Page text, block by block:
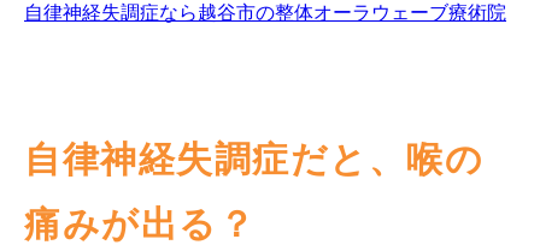
自律神経失調症なら越谷市の整体オーラウェーブ療術院
自律神経失調症だと、喉の
痛みが出る？